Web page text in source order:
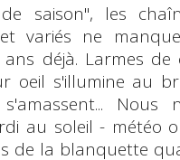
saison", les
et variés ne
ans déjà. Larmes de
oeil s'illumine au
Nous
au soleil - météo
de la blanquette